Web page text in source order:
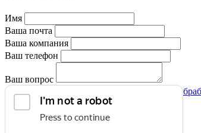
Имя
Ваша почта
Ваша компания
Ваш телефон
Ваш вопрос
Нажимая на кнопку, я даю согласие на